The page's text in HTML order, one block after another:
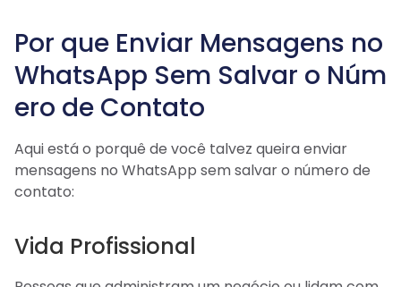
Por que Enviar Mensagens no
WhatsApp Sem Salvar o Núm
ero de Contato
Aqui está o porquê de você talvez queira enviar
mensagens no WhatsApp sem salvar o número de
contato:
Vida Profissional